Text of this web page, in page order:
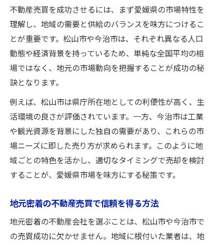
不動産売買を成功させるには、まず愛媛県の市場特性を
理解し、地域の需要と供給のバランスを味方につけるこ
とが重要です。松山市や今治市は、それぞれ異なる人口
動態や経済背景を持っているため、単純な全国平均の相
場ではなく、地元の市場動向を把握することが成功の秘
訣となります。
例えば、松山市は県庁所在地としての利便性が高く、生
活環境の良さが評価されています。一方、今治市は工業
や観光資源を背景にした独自の需要があり、これらの市
場ニーズに即した売り方が求められます。このように地
域ごとの特色を活かし、適切なタイミングで売却を検討
することが、愛媛県市場を味方にする秘策です。
地元密着の不動産売買で信頼を得る方法
地元密着の不動産会社を選ぶことは、松山市や今治市で
の売買成功に欠かせません。地域に根付いた業者は、地